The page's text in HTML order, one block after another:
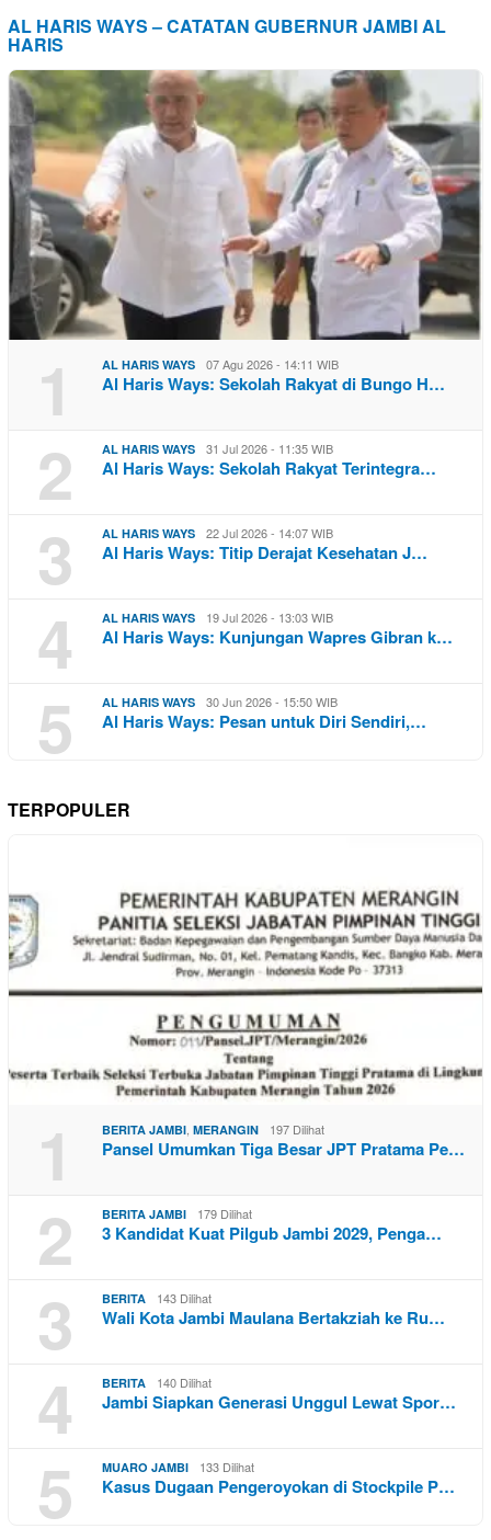
AL HARIS WAYS – CATATAN GUBERNUR JAMBI AL
HARIS
1 AL HARIS WAYS 07 Agu 2026 - 14:11 WIB
Al Haris Ways: Sekolah Rakyat di Bungo H…
2 AL HARIS WAYS 31 Jul 2026 - 11:35 WIB
Al Haris Ways: Sekolah Rakyat Terintegra…
3 AL HARIS WAYS 22 Jul 2026 - 14:07 WIB
Al Haris Ways: Titip Derajat Kesehatan J…
4 AL HARIS WAYS 19 Jul 2026 - 13:03 WIB
Al Haris Ways: Kunjungan Wapres Gibran k…
5 AL HARIS WAYS 30 Jun 2026 - 15:50 WIB
Al Haris Ways: Pesan untuk Diri Sendiri,…
TERPOPULER
1 BERITA JAMBI MERANGIN 197 Dilihat
Pansel Umumkan Tiga Besar JPT Pratama Pe…
2 BERITA JAMBI 179 Dilihat
3 Kandidat Kuat Pilgub Jambi 2029, Penga…
3 BERITA 143 Dilihat
Wali Kota Jambi Maulana Bertakziah ke Ru…
4 BERITA 140 Dilihat
Jambi Siapkan Generasi Unggul Lewat Spor…
5 MUARO JAMBI 133 Dilihat
Kasus Dugaan Pengeroyokan di Stockpile P…